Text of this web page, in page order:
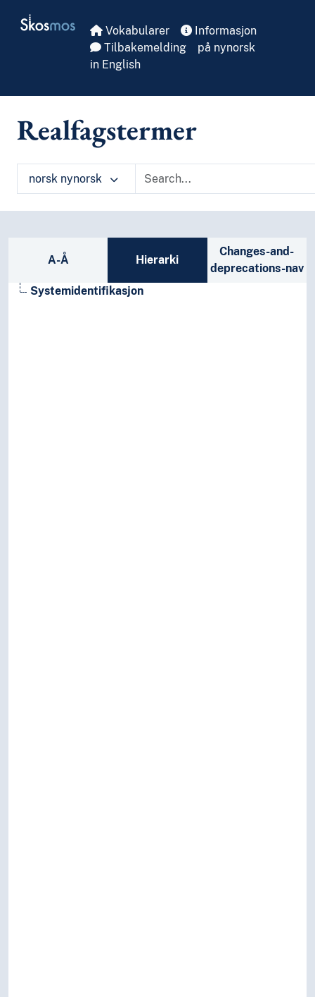
Skosmos Vokabularer
Informasjon
Tilbakemelding
på nynorsk
in English
Realfagstermer
norsk nynorsk
Sidefelt: navigér i vokabularet på ulike
A-Å Hierarki
Changes-and-
deprecations-nav
Systemidentifikasjon